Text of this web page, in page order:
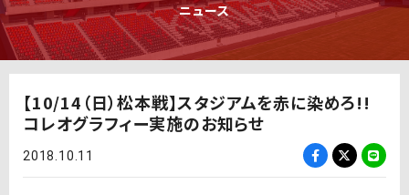
ニュース
【10/14（日）松本戦】スタジアムを赤に染めろ!!
コレオグラフィー実施のお知らせ
2018.10.11